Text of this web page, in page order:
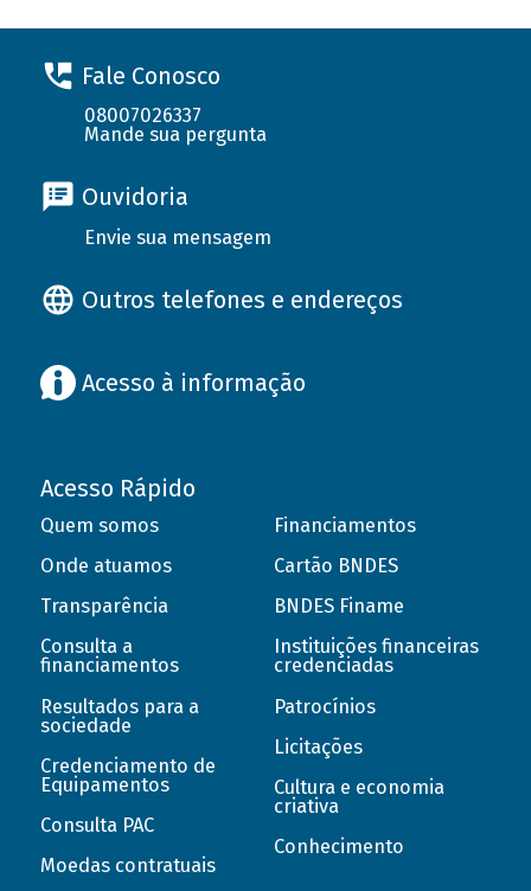
Fale Conosco
08007026337
Mande sua pergunta
Ouvidoria
Envie sua mensagem
Outros telefones e endereços
Acesso à informação
Acesso Rápido
Quem somos
Onde atuamos
Transparência
Consulta a
financiamentos
Resultados para a
sociedade
Credenciamento de
Equipamentos
Consulta PAC
Moedas contratuais
Financiamentos
Cartão BNDES
BNDES Finame
Instituições financeiras
credenciadas
Patrocínios
Licitações
Cultura e economia
criativa
Conhecimento